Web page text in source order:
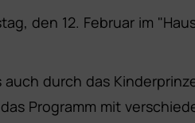
den 12. Februar im
durch das
Programm mit